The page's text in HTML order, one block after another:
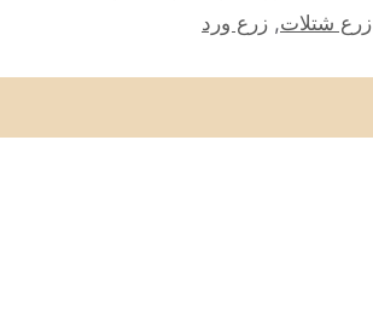
زرع شتلات, زرع ورد